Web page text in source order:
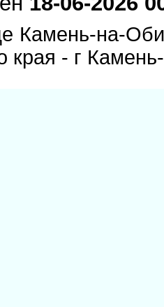
Камень-на-
края - г